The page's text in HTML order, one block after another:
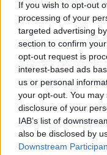
If you wish to opt-out
processing of your
targeted advertising
section to confirm
opt-out request is
interest-based ads
us or personal
your opt-out. You
disclosure of your
IAB’s list of
also be disclosed by
Downstream
— nopClips
Jos twiitti ei näy
Mikäli Panthersin
aikana murskaksi, on
varmasti kysyntää
starttaavat 12.
kokonaisuudessaan!